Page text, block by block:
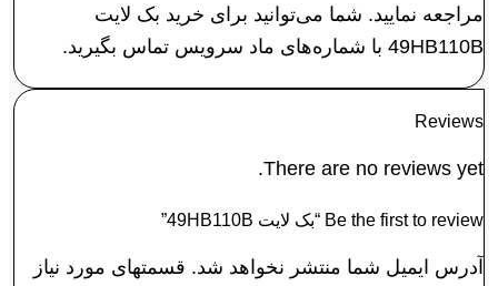
مراجعه نمایید. شما می‌توانید برای خرید بک لايت
49HB110B با شماره‌های ماد سرویس تماس بگیرید.
Reviews
There are no reviews yet.
Be the first to review “بک لايت 49HB110B”
آدرس ایمیل شما منتشر نخواهد شد. قسمتهای مورد نیاز